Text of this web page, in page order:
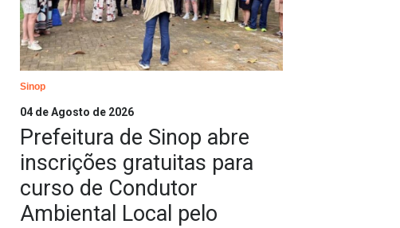
Sinop
04 de Agosto de 2026
Prefeitura de Sinop abre
inscrições gratuitas para
curso de Condutor
Ambiental Local pelo